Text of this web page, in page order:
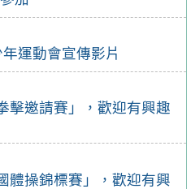
運動會宣傳影片
擊邀請賽」，歡迎有興趣
體操錦標賽」，歡迎有興